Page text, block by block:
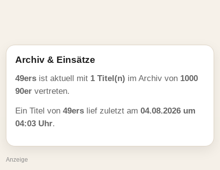
Archiv & Einsätze
49ers ist aktuell mit 1 Titel(n) im Archiv von 1000
90er vertreten.
Ein Titel von 49ers lief zuletzt am 04.08.2026 um
04:03 Uhr.
Anzeige